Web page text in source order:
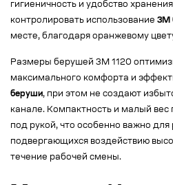
гигиеничность и удобство
контролировать использование 3M
месте, благодаря оранжевому
Размеры берушей 3M 1120
максимального комфорта и
беруши, при этом не создают
канале. Компактность и малый вес
под рукой, что особенно важно для
подвергающихся воздействию
течение рабочей смены.